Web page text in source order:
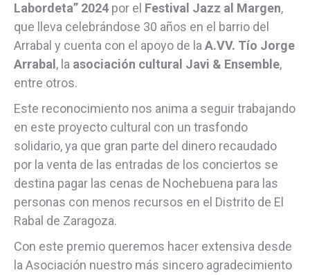
Labordeta” 2024 por el Festival Jazz al Margen,
que lleva celebrándose 30 años en el barrio del
Arrabal y cuenta con el apoyo de la A.VV. Tío Jorge
Arrabal , la asociación cultural Javi & Ensemble,
entre otros.
Este reconocimiento nos anima a seguir trabajando
en este proyecto cultural con un trasfondo
solidario, ya que gran parte del dinero recaudado
por la venta de las entradas de los conciertos se
destina pagar las cenas de Nochebuena para las
personas con menos recursos en el Distrito de El
Rabal de Zaragoza.
Con este premio queremos hacer extensiva desde
la Asociación nuestro más sincero agradecimiento